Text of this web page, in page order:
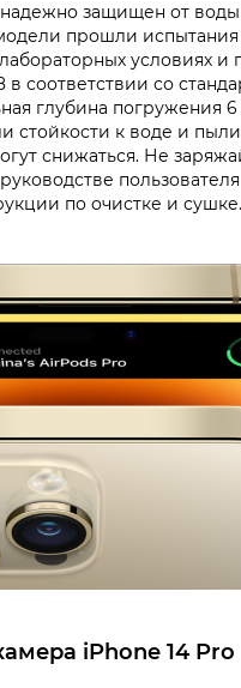
надежно защищен от
прошли испытания
условиях и
в соответствии со
глубина погружения
стойкости к воде и
снижаться. Не
пользователя
по очистке и сушке.
iPhone 14 Pro